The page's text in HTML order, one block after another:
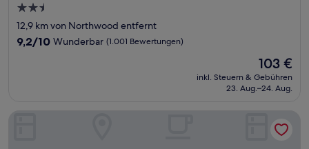
2.5-
Sterne-
Unterkunft
12,9 km von Northwood entfernt
9.2
9,2/10 Wunderbar (1.001 Bewertungen)
Der
Preis
beträgt
103 €
inkl. Steuern & Gebühren
23. Aug.–24. Aug.
Home2 Suites by Hilton Largo